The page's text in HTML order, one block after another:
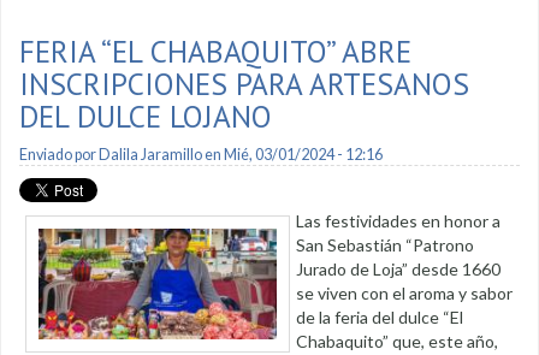
FERIA “EL CHABAQUITO” ABRE
INSCRIPCIONES PARA ARTESANOS
DEL DULCE LOJANO
Enviado por Dalila Jaramilloen Mié, 03/01/2024 - 12:16
Las festividades en honor a
San Sebastián “Patrono
Jurado de Loja” desde 1660
se viven con el aroma y sabor
de la feria del dulce “El
Chabaquito” que, este año,